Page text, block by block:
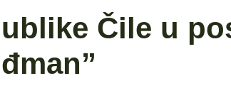
Čile u